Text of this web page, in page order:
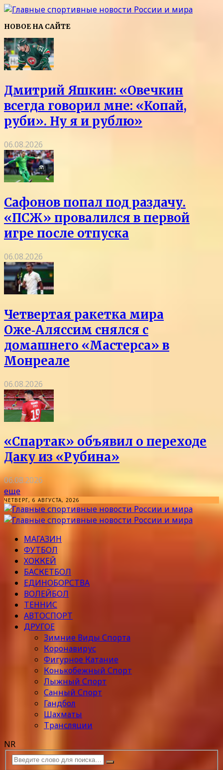
НОВОЕ НА САЙТЕ
Дмитрий Яшкин: «Овечкин
всегда говорил мне: «Копай,
руби». Ну я и рублю»
06.08.2026
Сафонов попал под раздачу.
«ПСЖ» провалился в первой
игре после отпуска
06.08.2026
Четвертая ракетка мира
Оже‑Аляссим снялся с
домашнего «Мастерса» в
Монреале
06.08.2026
«Спартак» объявил о переходе
Даку из «Рубина»
06.08.2026
еще
ЧЕТВЕРГ, 6 АВГУСТА, 2026
МАГАЗИН
ФУТБОЛ
ХОККЕЙ
БАСКЕТБОЛ
ЕДИНОБОРСТВА
ВОЛЕЙБОЛ
ТЕННИС
АВТОСПОРТ
ДРУГОЕ
Зимние Виды Спорта
Коронавирус
Фигурное Катание
Конькобежный Спорт
Лыжный Спорт
Санный Спорт
Гандбол
Шахматы
Трансляции
NR